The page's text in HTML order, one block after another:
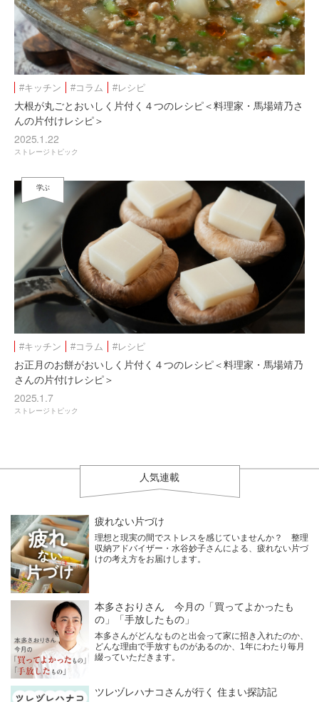
#キッチン #コラム #レシピ
大根が丸ごとおいしく片付く４つのレシピ＜料理家・馬場靖乃さ
んの片付けレシピ＞
2025.1.22
ストレージトピック
学ぶ
#キッチン #コラム #レシピ
お正月のお餅がおいしく片付く４つのレシピ＜料理家・馬場靖乃
さんの片付けレシピ＞
2025.1.7
ストレージトピック
人気連載
疲れない片づけ
理想と現実の間でストレスを感じていませんか？ 整理
収納アドバイザー・水谷妙子さんによる、疲れない片づ
けの考え方をお届けします。
本多さおりさん 今月の「買ってよかったも
の」「手放したもの」
本多さんがどんなものと出会って家に招き入れたのか、
どんな理由で手放すものがあるのか、1年にわたり毎月
綴っていただきます。
ツレヅレハナコさんが行く 住まい探訪記